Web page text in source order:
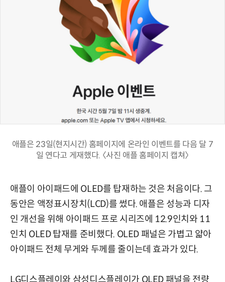
애플은 23일(현지시간) 홈페이지에 온라인 이벤트를 다음 달 7
일 연다고 게재했다. 〈사진 애플 홈페이지 캡쳐〉
애플이 아이패드에 OLED를 탑재하는 것은 처음이다. 그
동안은 액정표시장치(LCD)를 썼다. 애플은 성능과 디자
인 개선을 위해 아이패드 프로 시리즈에 12.9인치와 11
인치 OLED 탑재를 준비했다. OLED 패널은 가볍고 얇아
아이패드 전체 무게와 두께를 줄이는데 효과가 있다.
LG디스플레이와 삼성디스플레이가 OLED 패널을 전량